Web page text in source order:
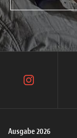
Ausgabe 2026
instagram